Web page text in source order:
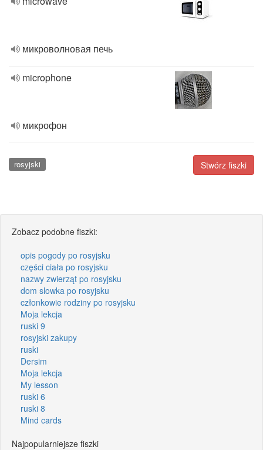
микроволновая печь
microphone
микрофон
Stwórz fiszki
rosyjski
Zobacz podobne fiszki:
opis pogody po rosyjsku
części ciała po rosyjsku
nazwy zwierząt po rosyjsku
dom slowka po rosyjsku
członkowie rodziny po rosyjsku
Moja lekcja
ruski 9
rosyjski zakupy
ruski
Dersim
Moja lekcja
My lesson
ruski 6
ruski 8
Mind cards
Najpopularniejsze fiszki